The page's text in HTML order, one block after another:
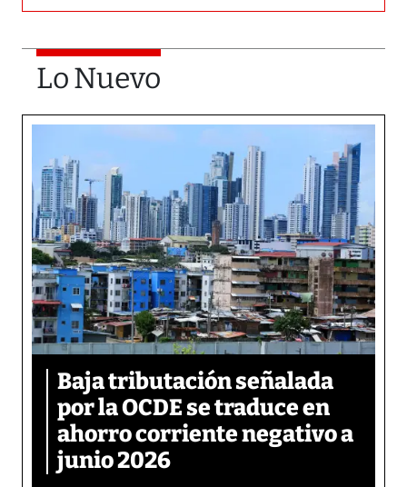
Lo Nuevo
Baja tributación señalada
por la OCDE se traduce en
ahorro corriente negativo a
junio 2026